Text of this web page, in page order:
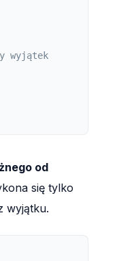
wyjątek
od
się tylko
wyjątku.